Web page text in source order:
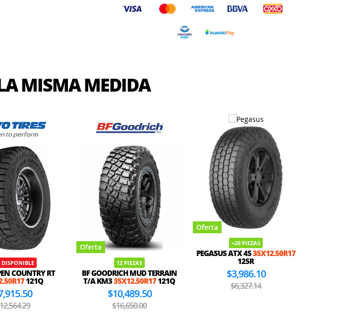
MISMA MEDIDA
DISPONIBLE
COUNTRY RT
121Q
Oferta
12 PIEZAS
BF GOODRICH MUD TERRAIN
T/A KM335X12.50R17121Q
$10,489.50
$16,650.00
Oferta
+20 PIEZAS
PEGASUS ATX 4S35X12.50R17
125R
$3,986.10
$6,327.14